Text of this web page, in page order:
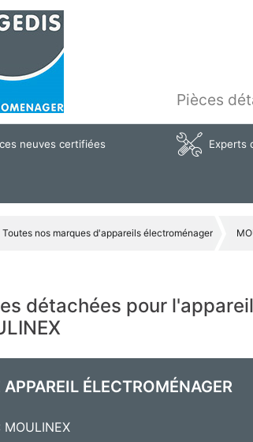
Pièces
neuves certifiées Experts
Toutes nos marques d'appareils électroménager
détachées pour
APPAREIL ÉLECTROMÉNAGER